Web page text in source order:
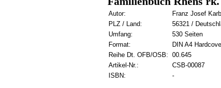
Autor:
Franz Josef
PLZ / Land:
56321 /
Umfang:
530 Seiten
Format:
DIN A4
Reihe Dt. OFB/OSB: 00.645
Artikel-Nr.:
CSB-00087
ISBN:
-